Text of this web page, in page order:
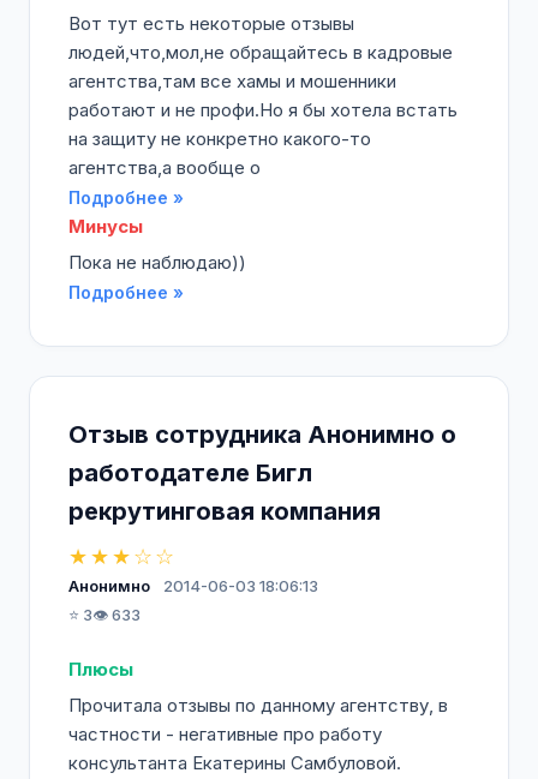
Вот тут есть некоторые отзывы
людей,что,мол,не обращайтесь в кадровые
агентства,там все хамы и мошенники
работают и не профи.Но я бы хотела встать
на защиту не конкретно какого-то
агентства,а вообще о
Подробнее »
Минусы
Пока не наблюдаю))
Подробнее »
Отзыв сотрудника Анонимно о
работодателе Бигл
рекрутинговая компания
★★★☆☆
Анонимно
2014-06-03 18:06:13
⭐ 3👁️ 633
Плюсы
Прочитала отзывы по данному агентству, в
частности - негативные про работу
консультанта Екатерины Самбуловой.